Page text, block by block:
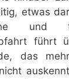
etwas
und
führt
das